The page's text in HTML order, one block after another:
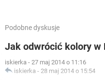
Podobne dyskusje
Jak odwrócić kolory w
iskierka - 27 maj 2014 o 11:16
iskierka - 28 maj 2014 o 15:54